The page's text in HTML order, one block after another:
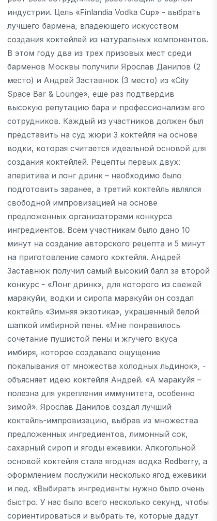
индустрии. Цель «Finlandia Vodka Cup» - выбрать
лучшего бармена, владеющего искусством
создания коктейлей из натуральных компонентов.
В этом году два из трех призовых мест среди
барменов Москвы получили Ярослав Данилов (2
место) и Андрей Заставнюк (3 место) из «City
Space Bar & Lounge», еще раз подтвердив
высокую репутацию бара и профессионализм его
сотрудников. Каждый из участников должен был
представить на суд жюри 3 коктейля на основе
водки, которая считается идеальной основой для
создания коктейлей. Рецепты первых двух:
аперитива и лонг дринк – необходимо было
подготовить заранее, а третий коктейль являлся
свободной импровизацией на основе
предложенных организаторами конкурса
ингредиентов. Всем участникам было дано 10
минут на создание авторского рецепта и 5 минут
на приготовление самого коктейля. Андрей
Заставнюк получил самый высокий балл за второй
конкурс - «Лонг дринк», для которого из свежей
маракуйи, водки и сиропа маракуйи он создал
коктейль «Зимняя экзотика», украшенный белой
шапкой имбирной пены. «Мне понравилось
сочетание пушистой пены и жгучего вкуса
имбиря, которое создавало ощущение
покалывания от множества холодных льдинок», -
объясняет идею коктейля Андрей. «А маракуйя –
полезна для укрепления иммунитета, особенно
зимой». Ярослав Данилов создал лучший
коктейль-импровизацию, выбрав из множества
предложенных ингредиентов, лимонный сок,
сахарный сироп и ягоды ежевики. Алкогольной
основой коктейля стала ягодная водка Redberry, а
оформлением послужили несколько ягод ежевики
и лед. «Выбирать ингредиенты нужно было очень
быстро. У нас было всего несколько секунд, чтобы
сориентироваться и выбрать те, которые дадут